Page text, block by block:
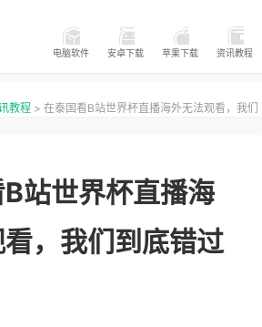
电脑软件 安卓下载 苹果下载 资讯教程
教程 > 在泰国看B站世界杯直播海外无法观看，我们
站世界杯直播海
，我们到底错过